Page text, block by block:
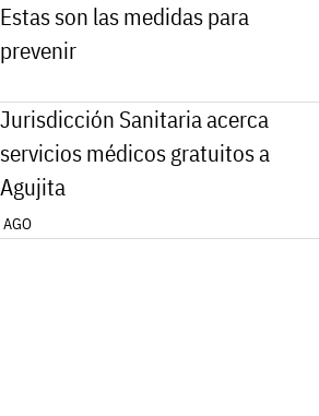
Estas son las medidas para
prevenir
Jurisdicción Sanitaria acerca
servicios médicos gratuitos a
Agujita